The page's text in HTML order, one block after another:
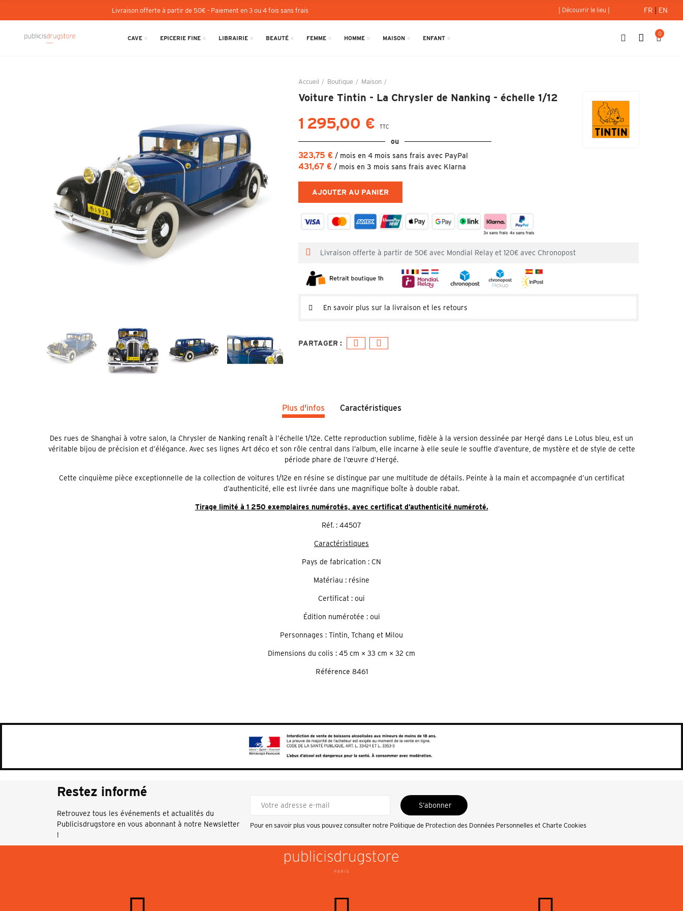
Livraison offerte à partir de 50€ - Paiement en 3 ou 4 fois sans frais | Découvrir le lieu | FR | EN
CAVE EPICERIE FINE LIBRAIRIE BEAUTÉ FEMME HOMME MAISON ENFANT
0
Accueil Boutique Maison
Voiture Tintin - La Chrysler de Nanking - échelle 1/12
1 295,00 € TTC
ou
323,75 € / mois en 4 mois sans frais avec PayPal
431,67 € / mois en 3 mois sans frais avec Klarna
AJOUTER AU PANIER
Livraison offerte à partir de 50€ avec Mondial Relay et 120€ avec Chronopost
En savoir plus sur la livraison et les retours
Plus d'infos Caractéristiques
Des rues de Shanghai à votre salon, la Chrysler de Nanking renaît à l’échelle 1/12e. Cette reproduction sublime, fidèle à la version dessinée par Hergé dans Le Lotus bleu, est un
véritable bijou de précision et d’élégance. Avec ses lignes Art déco et son rôle central dans l’album, elle incarne à elle seule le souffle d’aventure, de mystère et de style de cette
période phare de l’œuvre d’Hergé.
Cette cinquième pièce exceptionnelle de la collection de voitures 1/12e en résine se distingue par une multitude de détails. Peinte à la main et accompagnée d’un certificat
d’authenticité, elle est livrée dans une magnifique boîte à double rabat.
Tirage limité à 1 250 exemplaires numérotés, avec certificat d’authenticité numéroté.
Réf. : 44507
Caractéristiques
Pays de fabrication : CN
Matériau : résine
Certificat : oui
Édition numérotée : oui
Personnages : Tintin, Tchang et Milou
Dimensions du colis : 45 cm × 33 cm × 32 cm
Référence 8461
Restez informé
Retrouvez tous les événements et actualités du
Publicisdrugstore en vous abonnant à notre Newsletter
!
S’abonner
Pour en savoir plus vous pouvez consulter notre Politique de Protection des Données Personnelles et Charte Cookies